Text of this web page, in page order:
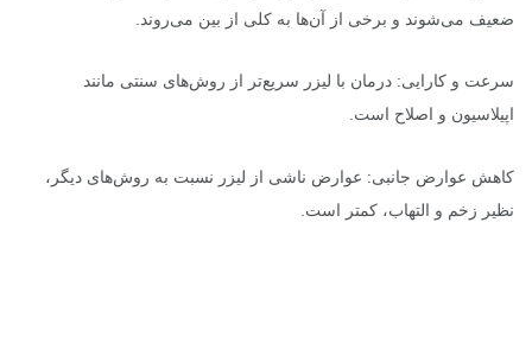
ضعیف می‌شوند و برخی از آن‌ها به کلی از بین می‌روند.
سرعت و کارایی: درمان با لیزر سریع‌تر از روش‌های سنتی مانند
اپیلاسیون و اصلاح است.
کاهش عوارض جانبی: عوارض ناشی از لیزر نسبت به روش‌های دیگر،
نظیر زخم و التهاب، کمتر است.